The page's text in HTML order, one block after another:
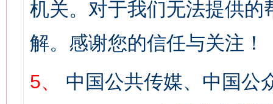
机关。对于我们无法提供
解。感谢您的信任与关注！
5、
中国公共传媒、中国公